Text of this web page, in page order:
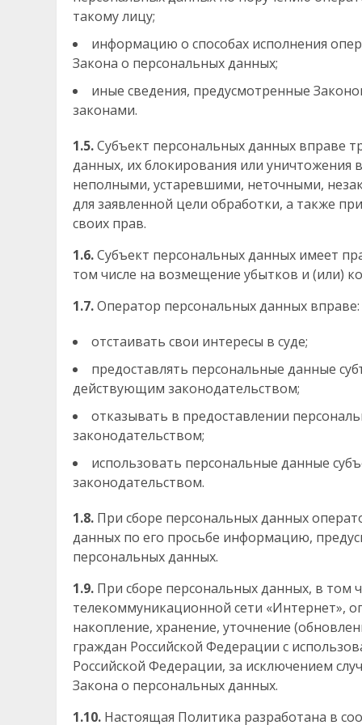
такому лицу;
информацию о способах исполнения
Закона о персональных данных;
иные сведения, предусмотренные
законами.
1.5.Субъект персональных данных вправе
данных, их блокирования или уничтожения
неполными, устаревшими, неточными,
для заявленной цели обработки, а также
своих прав.
1.6.Субъект персональных данных имеет
том числе на возмещение убытков и (или)
1.7.Оператор персональных данных вправе:
отстаивать свои интересы в суде;
предоставлять персональные данные
действующим законодательством;
отказывать в предоставлении
законодательством;
использовать персональные данные
законодательством.
1.8. При сборе персональных данных
данных по его просьбе информацию,
персональных данных.
1.9. При сборе персональных данных, в том
телекоммуникационной сети «Интернет»,
накопление, хранение, уточнение
граждан Российской Федерации с
Российской Федерации, за исключением
Закона о персональных данных.
1.10. Настоящая Политика разработана в